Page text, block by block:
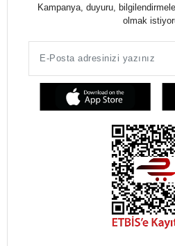
Kampanya, duyuru,
olmak